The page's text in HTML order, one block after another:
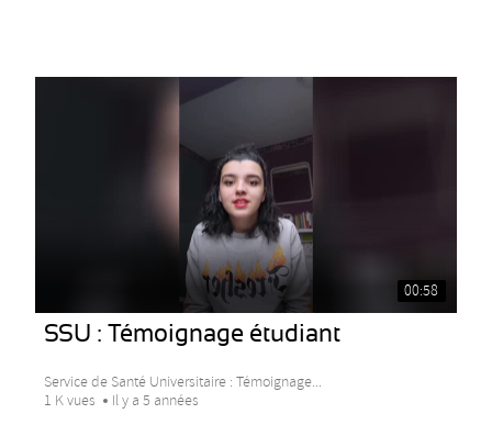
00:58
SSU : Témoignage étudiant
Service de Santé Universitaire : Témoignage...
1 K vues
Il y a 5 années